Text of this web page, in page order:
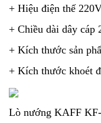
+ Hiệu điện thế
+ Chiều dài dây cáp
+ Kích thước sản
+ Kích thước khoét
Lò nướng KAFF